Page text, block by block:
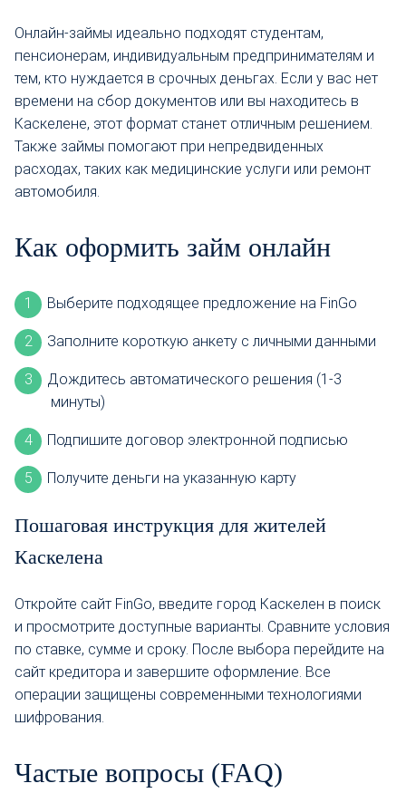
Онлайн-займы идеально подходят студентам,
пенсионерам, индивидуальным предпринимателям и
тем, кто нуждается в срочных деньгах. Если у вас нет
времени на сбор документов или вы находитесь в
Каскелене, этот формат станет отличным решением.
Также займы помогают при непредвиденных
расходах, таких как медицинские услуги или ремонт
автомобиля.
Как оформить займ онлайн
Выберите подходящее предложение на FinGo
Заполните короткую анкету с личными данными
Дождитесь автоматического решения (1-3
минуты)
Подпишите договор электронной подписью
Получите деньги на указанную карту
Пошаговая инструкция для жителей
Каскелена
Откройте сайт FinGo, введите город Каскелен в поиск
и просмотрите доступные варианты. Сравните условия
по ставке, сумме и сроку. После выбора перейдите на
сайт кредитора и завершите оформление. Все
операции защищены современными технологиями
шифрования.
Частые вопросы (FAQ)